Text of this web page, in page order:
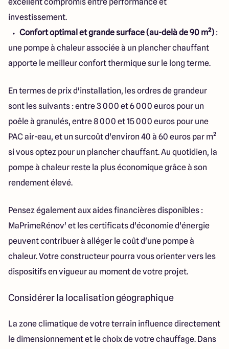
investissement.
Confort optimal et grande surface (au-delà de 90 m²) :
une pompe à chaleur associée à un plancher chauffant
apporte le meilleur confort thermique sur le long terme.
En termes de prix d'installation, les ordres de grandeur
sont les suivants : entre 3 000 et 6 000 euros pour un
poêle à granulés, entre 8 000 et 15 000 euros pour une
PAC air-eau, et un surcoût d'environ 40 à 60 euros par m²
si vous optez pour un plancher chauffant. Au quotidien, la
pompe à chaleur reste la plus économique grâce à son
rendement élevé.
Pensez également aux aides financières disponibles :
MaPrimeRénov' et les certificats d'économie d'énergie
peuvent contribuer à alléger le coût d'une pompe à
chaleur. Votre constructeur pourra vous orienter vers les
dispositifs en vigueur au moment de votre projet.
Considérer la localisation géographique
La zone climatique de votre terrain influence directement
le dimensionnement et le choix de votre chauffage. Dans